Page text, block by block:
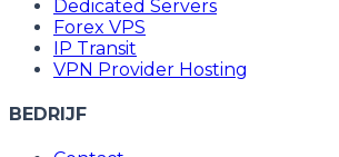
Dedicated Servers
Forex VPS
IP Transit
VPN Provider Hosting
BEDRIJF